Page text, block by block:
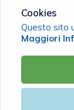
MarcheVita
C.F.
Cookies
Questo sito
Maggiori